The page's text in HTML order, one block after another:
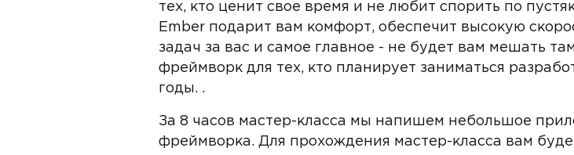
тех, кто ценит свое время и не любит спорить по
Ember подарит вам комфорт, обеспечит высокую
задач за вас и самое главное - не будет вам мешать
фреймворк для тех, кто планирует заниматься
годы. .
За 8 часов мастер-класса мы напишем небольшое
фреймворка. Для прохождения мастер-класса вам